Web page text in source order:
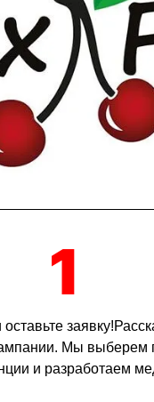
1
Мы выберем
и разработаем